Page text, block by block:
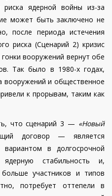
ядерной войны из-за
может быть заключено не
после периода истечения
риска (Сценарий 2) кризис
вооружений вернут обе
Так было в 1980-х годах,
вооружений и общественное
к прорывам, таким как
что сценарий 3 — «Новый
договор — является
в долгосрочной
стабильность и,
участников и типов
потребует оттепели в